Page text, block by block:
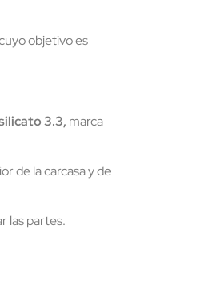
objetivo es
3.3, marca
de la carcasa y de
las partes.